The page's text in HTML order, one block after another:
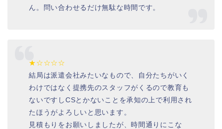
ん。問い合わせるだけ無駄な時間です。
★☆☆☆☆
結局は派遣会社みたいなもので、自分たちがいく
わけではなく提携先のスタッフがくるので教育も
ないですしCSとかないことを承知の上で利用され
たほうがよろしいと思います。
見積もりをお願いしましたが、時間通りにこな